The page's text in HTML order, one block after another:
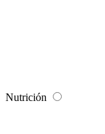
Nutrición